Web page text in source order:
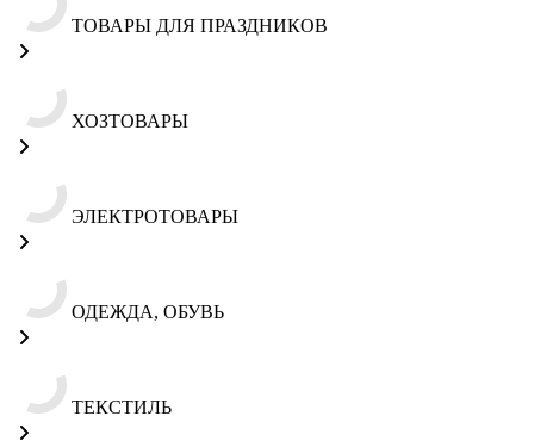
ТОВАРЫ ДЛЯ ПРАЗДНИКОВ
ХОЗТОВАРЫ
ЭЛЕКТРОТОВАРЫ
ОДЕЖДА, ОБУВЬ
ТЕКСТИЛЬ